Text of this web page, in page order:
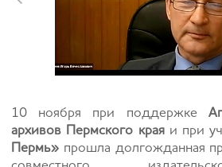
10 ноября при поддержке
архивов Пермского краяи при
Пермь» прошла долгожданная